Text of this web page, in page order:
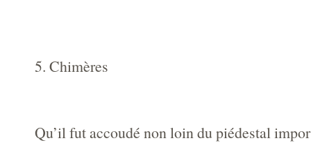
5. Chimères
Qu’il fut accoudé non loin du piédestal